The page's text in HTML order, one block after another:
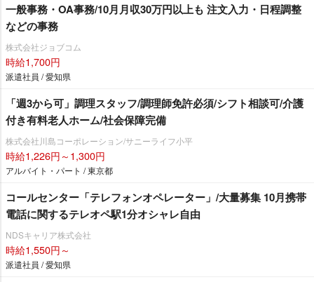
一般事務・OA事務/10月月収30万円以上も 注文入力・日程調整
などの事務
株式会社ジョブコム
時給1,700円
派遣社員 / 愛知県
「週3から可」調理スタッフ/調理師免許必須/シフト相談可/介護
付き有料老人ホーム/社会保障完備
株式会社川島コーポレーション/サニーライフ小平
時給1,226円～1,300円
アルバイト・パート / 東京都
コールセンター「テレフォンオペレーター」/大量募集 10月携帯
電話に関するテレオペ駅1分オシャレ自由
NDSキャリア株式会社
時給1,550円～
派遣社員 / 愛知県